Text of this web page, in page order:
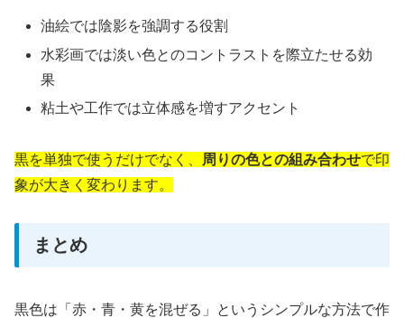
油絵では陰影を強調する役割
水彩画では淡い色とのコントラストを際立たせる効
果
粘土や工作では立体感を増すアクセント
黒を単独で使うだけでなく、 周りの色との組み合わせで印
象が大きく変わります。
まとめ
黒色は「赤・青・黄を混ぜる」というシンプルな方法で作